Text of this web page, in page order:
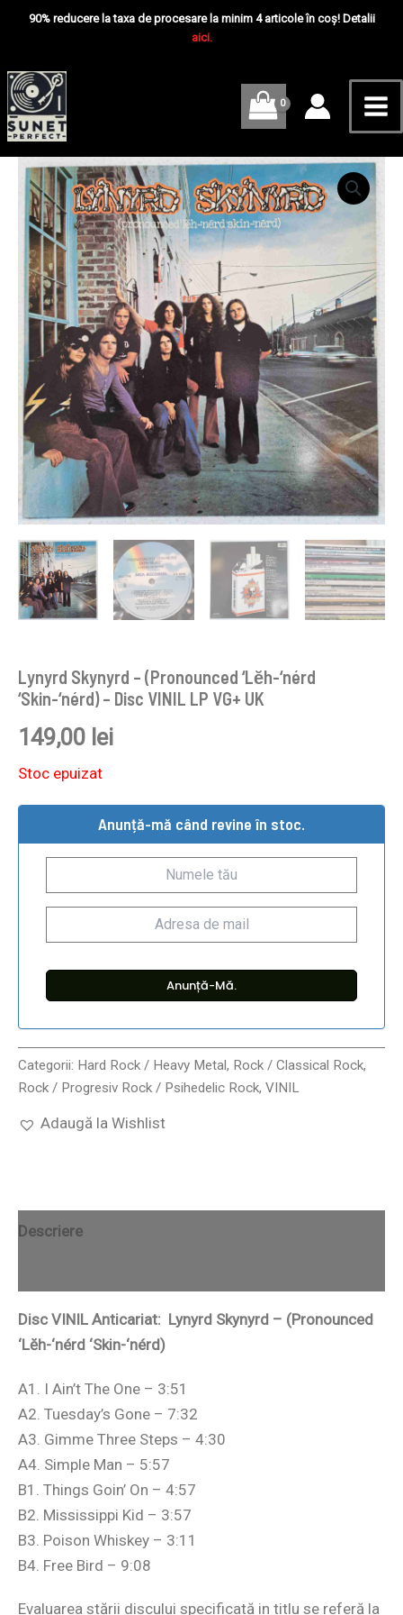
90% reducere la taxa de procesare la minim 4 articole în coș! Detalii
aici.
Lynyrd Skynyrd – (Pronounced ‘Lĕh-‘nérd
‘Skin-‘nérd) – Disc VINIL LP VG+ UK
149,00 lei
Stoc epuizat
Anunță-mă când revine în stoc.
Categorii: Hard Rock / Heavy Metal, Rock / Classical Rock,
Rock / Progresiv Rock / Psihedelic Rock, VINIL
Adaugă la Wishlist
Descriere
Disc VINIL Anticariat: Lynyrd Skynyrd – (Pronounced
‘Lĕh-‘nérd ‘Skin-‘nérd)
A1. I Ain’t The One – 3:51
A2. Tuesday’s Gone – 7:32
A3. Gimme Three Steps – 4:30
A4. Simple Man – 5:57
B1. Things Goin’ On – 4:57
B2. Mississippi Kid – 3:57
B3. Poison Whiskey – 3:11
B4. Free Bird – 9:08
Evaluarea stării discului specificată in titlu se referă la